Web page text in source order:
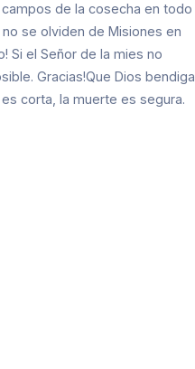
de la cosecha en todo
se olviden de Misiones en
Si el Señor de la mies no
Gracias!Que Dios bendiga
corta, la muerte es segura.